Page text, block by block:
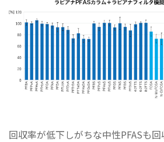
回収率が低下しがちな中性PFASも